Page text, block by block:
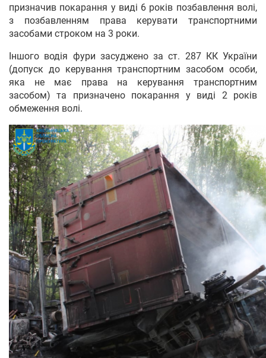
призначив покарання у виді 6 років позбавлення волі,
з позбавленням права керувати транспортними
засобами строком на 3 роки.
Іншого водія фури засуджено за ст. 287 КК України
(допуск до керування транспортним засобом особи,
яка не має права на керування транспортним
засобом) та призначено покарання у виді 2 років
обмеження волі.